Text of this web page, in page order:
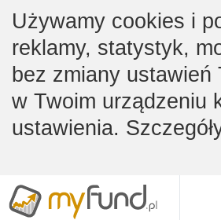
Używamy cookies i
reklamy, statystyk,
bez zmiany
w Twoim urządzeniu
ustawienia.